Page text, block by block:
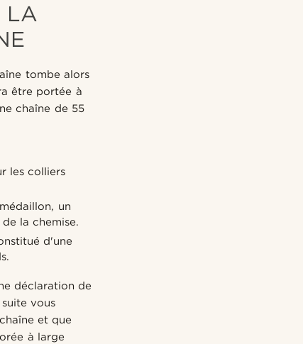
LA
tombe alors
être portée à
chaîne de 55
les colliers
un
la chemise.
d'une
déclaration de
vous
et que
à large